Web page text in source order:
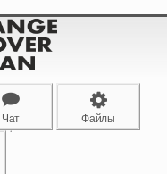
Чат Файлы